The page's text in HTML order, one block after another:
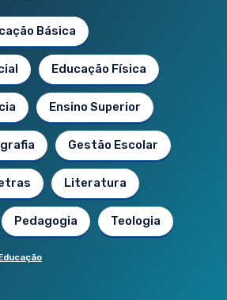
Básica
Educação Física
Ensino Superior
Gestão Escolar
Literatura
Pedagogia Teologia